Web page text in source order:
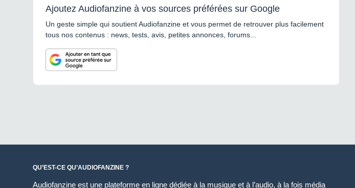
Ajoutez Audiofanzine à vos sources préférées sur Google
Un geste simple qui soutient Audiofanzine et vous permet de retrouver plus facilement
tous nos contenus : news, tests, avis, petites annonces, forums...
QU’EST-CE QU’AUDIOFANZINE ?
Audiofanzine est une plateforme en ligne dédiée à la musique et à l’audio, à la fois média